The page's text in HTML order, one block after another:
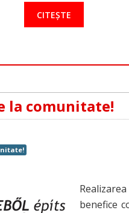
CITEȘTE
la comunitate!
benefice